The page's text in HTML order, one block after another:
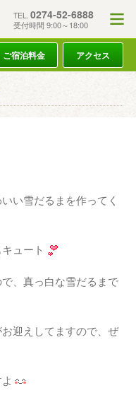
TEL. 0274-52-6888
受付時間 9:00～18:00
ご宿泊料金 アクセス
い雪だるまを作ってく
ュート
、真っ白な雪だるまで
迎えしてますので、ぜ